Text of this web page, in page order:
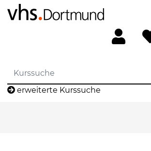
erweiterte Kurssuche